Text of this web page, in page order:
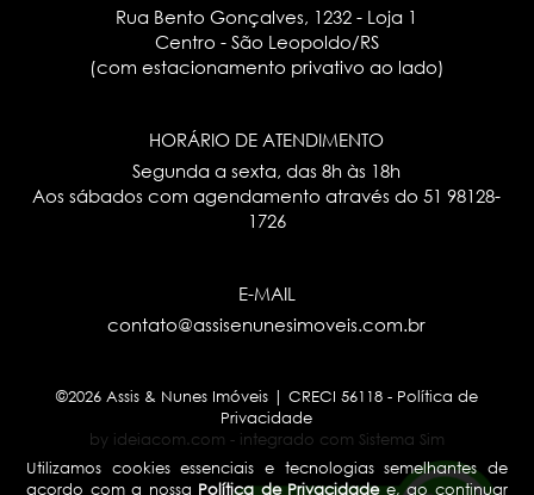
Utilizamos cookies essenciais e tecnologias semelhantes de
acordo com a nossa Política de Privacidadee, ao continuar
Rua Bento Gonçalves, 1232 - Loja 1
Centro - São Leopoldo/RS
(com estacionamento privativo ao lado)
HORÁRIO DE ATENDIMENTO
Segunda a sexta, das 8h às 18h
Aos sábados com agendamento através do51 98128-
1726
E-MAIL
contato@assisenunesimoveis.com.br
©2026 Assis & Nunes Imóveis | CRECI 56118 - Política de
Privacidade
by ideiacom.com - integrado com Sistema Sim